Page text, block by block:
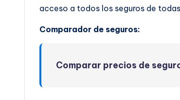
acceso a todos los seguros de
Comparador de seguros:
Comparar precios de